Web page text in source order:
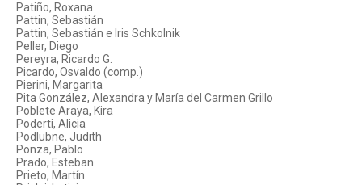
Patiño, Roxana
Pattin, Sebastián
Pattin, Sebastián e Iris Schkolnik
Peller, Diego
Pereyra, Ricardo G.
Picardo, Osvaldo (comp.)
Pierini, Margarita
Pita González, Alexandra y María del Carmen Grillo
Poblete Araya, Kira
Poderti, Alicia
Podlubne, Judith
Ponza, Pablo
Prado, Esteban
Prieto, Martín